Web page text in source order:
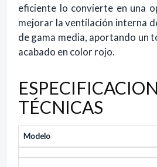
eficiente lo convierte en una
mejorar la ventilación interna
de gama media, aportando un
acabado en color rojo.
TÉCNICAS
Modelo